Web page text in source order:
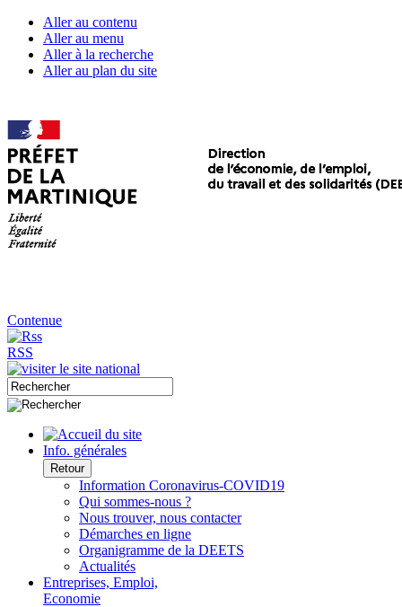
Aller au contenu
Aller au menu
Aller à la recherche
Aller au plan du site
Contenue
RSS
Info. générales
Retour
Information Coronavirus-COVID19
Qui sommes-nous ?
Nous trouver, nous contacter
Démarches en ligne
Organigramme de la DEETS
Actualités
Entreprises, Emploi,
Economie